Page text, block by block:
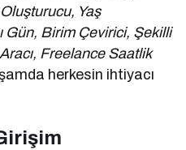
Yaş
Gün, Birim Çevirici, Şekilli
Freelance Saatlik
herkesin ihtiyacı